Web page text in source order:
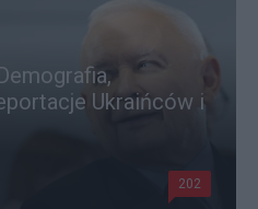
Ukraińców i
202